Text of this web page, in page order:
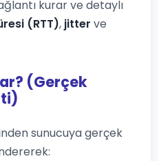
kurar ve detaylı
(RTT), jitter ve
(Gerçek
sunucuya gerçek